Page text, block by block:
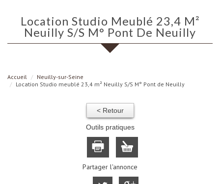
Location Studio Meublé 23,4 M²
Neuilly S/S M° Pont De Neuilly
Accueil
Neuilly-sur-Seine
Location Studio meublé 23,4 m² Neuilly S/S M° Pont de Neuilly
< Retour
Outils pratiques
Partager l'annonce